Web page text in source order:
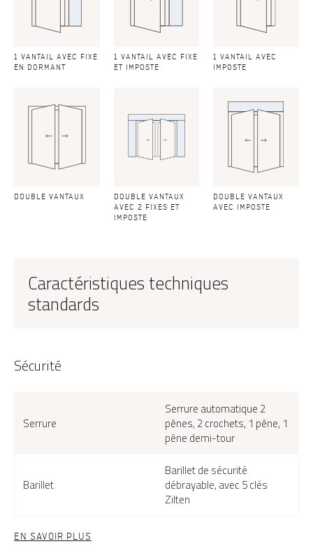
1 VANTAIL AVEC FIXE
EN DORMANT
1 VANTAIL AVEC FIXE
ET IMPOSTE
1 VANTAIL AVEC
IMPOSTE
DOUBLE VANTAUX
DOUBLE VANTAUX
AVEC 2 FIXES ET
IMPOSTE
DOUBLE VANTAUX
AVEC IMPOSTE
Caractéristiques techniques
standards
Sécurité
Serrure
Serrure automatique 2
pênes, 2 crochets, 1 pêne, 1
pêne demi-tour
Barillet
Barillet de sécurité
débrayable, avec 5 clés
Zilten
EN SAVOIR PLUS